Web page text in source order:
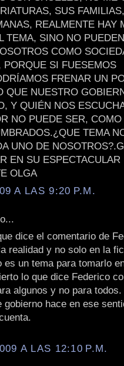
SUS
REALMENTE HAY
TEMA, SINO NO
COMO
PORQUE SI FUESEMOS
FRENAR UN
QUE NUESTRO
Y QUIÉN NOS
NO PUEDE SER,
TEMA
UNO DE
EN SU ESPECTACULAR
OLGA
A LAS 9:20 P.M.
dice el comentario de
realidad y no solo en la
es un tema para tomarlo
lo que dice Federico
algunos y no para
gobierno hace en ese
A LAS 12:10 P.M.